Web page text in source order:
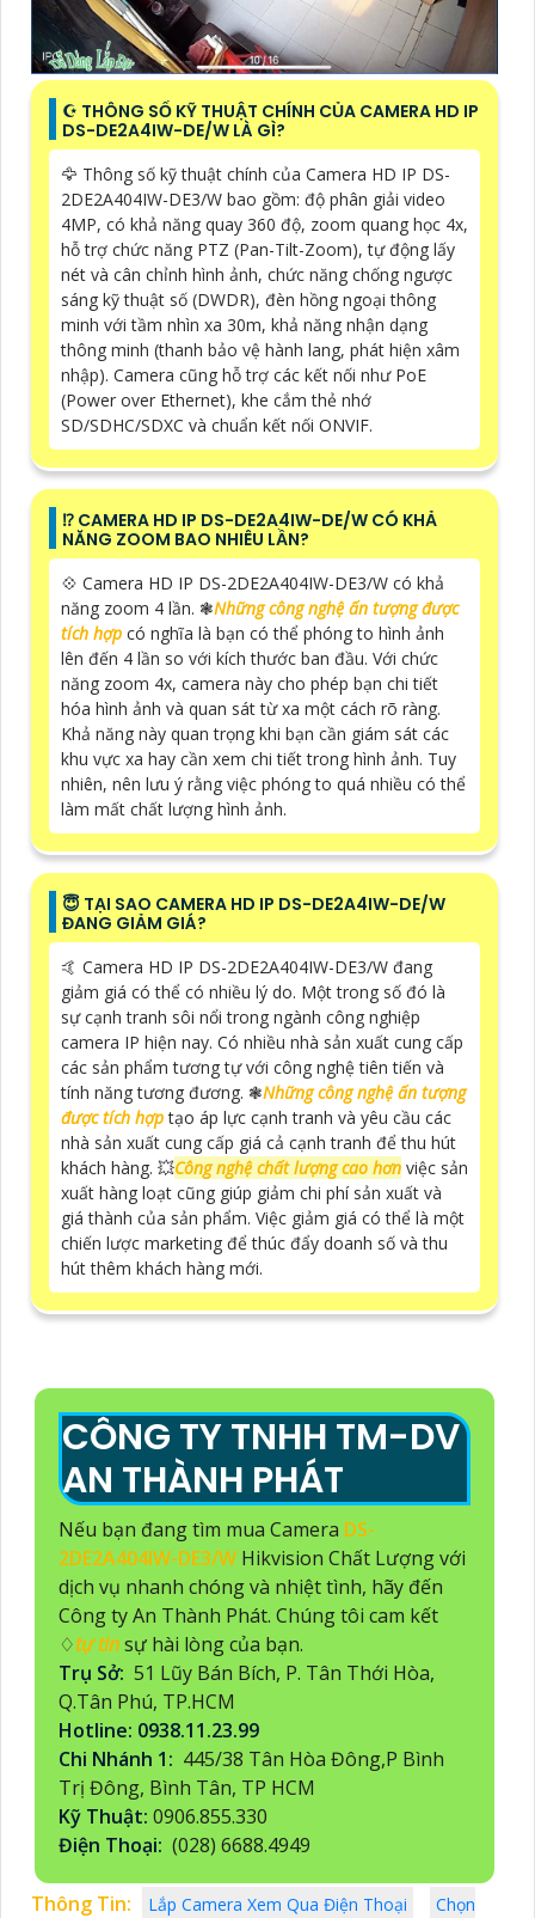
☪ THÔNG SỐ KỸ THUẬT CHÍNH CỦA CAMERA HD IP
DS-DE2A4IW-DE/W LÀ GÌ?
🦅 Thông số kỹ thuật chính của Camera HD IP DS-
2DE2A404IW-DE3/W bao gồm: độ phân giải video
4MP, có khả năng quay 360 độ, zoom quang học 4x,
hỗ trợ chức năng PTZ (Pan-Tilt-Zoom), tự động lấy
nét và cân chỉnh hình ảnh, chức năng chống ngược
sáng kỹ thuật số (DWDR), đèn hồng ngoại thông
minh với tầm nhìn xa 30m, khả năng nhận dạng
thông minh (thanh bảo vệ hành lang, phát hiện xâm
nhập). Camera cũng hỗ trợ các kết nối như PoE
(Power over Ethernet), khe cắm thẻ nhớ
SD/SDHC/SDXC và chuẩn kết nối ONVIF.
⁉️ CAMERA HD IP DS-DE2A4IW-DE/W CÓ KHẢ
NĂNG ZOOM BAO NHIÊU LẦN?
💠 Camera HD IP DS-2DE2A404IW-DE3/W có khả
năng zoom 4 lần. ❃Những công nghệ ấn tượng được
tích hợp có nghĩa là bạn có thể phóng to hình ảnh
lên đến 4 lần so với kích thước ban đầu. Với chức
năng zoom 4x, camera này cho phép bạn chi tiết
hóa hình ảnh và quan sát từ xa một cách rõ ràng.
Khả năng này quan trọng khi bạn cần giám sát các
khu vực xa hay cần xem chi tiết trong hình ảnh. Tuy
nhiên, nên lưu ý rằng việc phóng to quá nhiều có thể
làm mất chất lượng hình ảnh.
😇 TẠI SAO CAMERA HD IP DS-DE2A4IW-DE/W
ĐANG GIẢM GIÁ?
🤙 Camera HD IP DS-2DE2A404IW-DE3/W đang
giảm giá có thể có nhiều lý do. Một trong số đó là
sự cạnh tranh sôi nổi trong ngành công nghiệp
camera IP hiện nay. Có nhiều nhà sản xuất cung cấp
các sản phẩm tương tự với công nghệ tiên tiến và
tính năng tương đương. ❃Những công nghệ ấn tượng
được tích hợptạo áp lực cạnh tranh và yêu cầu các
nhà sản xuất cung cấp giá cả cạnh tranh để thu hút
khách hàng. 💥Công nghệ chất lượng cao hơn việc sản
xuất hàng loạt cũng giúp giảm chi phí sản xuất và
giá thành của sản phẩm. Việc giảm giá có thể là một
chiến lược marketing để thúc đẩy doanh số và thu
hút thêm khách hàng mới.
CÔNG TY TNHH TM-DV
AN THÀNH PHÁT
Nếu bạn đang tìm mua Camera DS-
2DE2A404IW-DE3/W Hikvision Chất Lượng với
dịch vụ nhanh chóng và nhiệt tình, hãy đến
Công ty An Thành Phát. Chúng tôi cam kết
♢tự tinsự hài lòng của bạn.
Trụ Sở: 51 Lũy Bán Bích, P. Tân Thới Hòa,
Q.Tân Phú, TP.HCM
Hotline: 0938.11.23.99
Chi Nhánh 1: 445/38 Tân Hòa Đông,P Bình
Trị Đông, Bình Tân, TP HCM
Kỹ Thuật: 0906.855.330
Điện Thoại: (028) 6688.4949
Thông Tin: Lắp Camera Xem Qua Điện Thoại
Chọn